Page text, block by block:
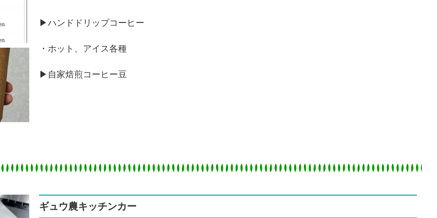
▶ハンドドリップコーヒー
・ホット、アイス各種
▶自家焙煎コーヒー豆
ギュウ農キッチンカー